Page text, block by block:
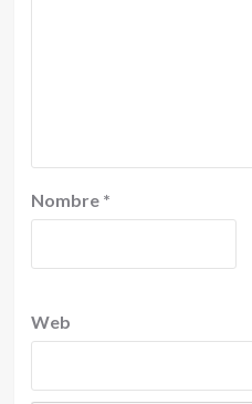
Nombre *
Web